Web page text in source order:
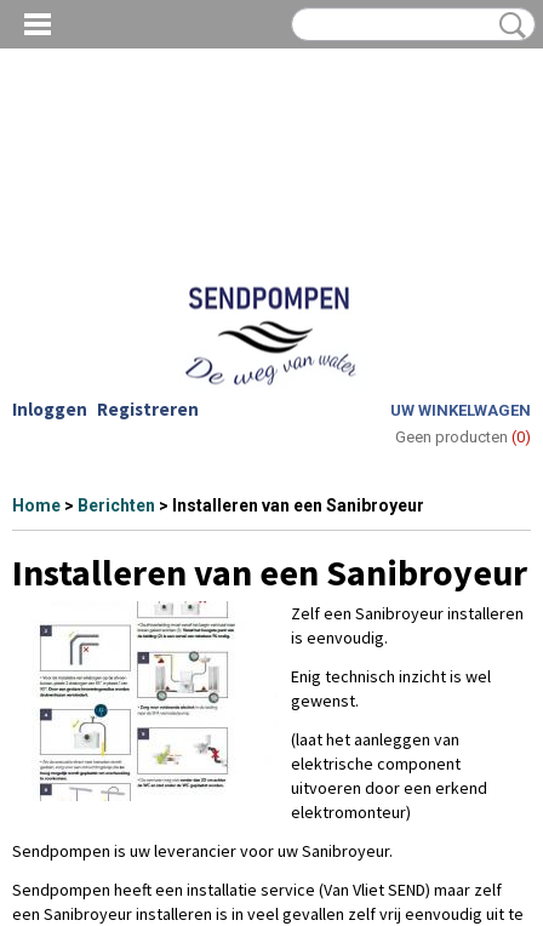
Inloggen Registreren
UW WINKELWAGEN
Geen producten (0)
Home > Berichten > Installeren van een Sanibroyeur
Installeren van een Sanibroyeur
Zelf een Sanibroyeur installeren
is eenvoudig.
Enig technisch inzicht is wel
gewenst.
(laat het aanleggen van
elektrische component
uitvoeren door een erkend
elektromonteur)
Sendpompen is uw leverancier voor uw Sanibroyeur.
Sendpompen heeft een installatie service (Van Vliet SEND) maar zelf
een Sanibroyeur installeren is in veel gevallen zelf vrij eenvoudig uit te